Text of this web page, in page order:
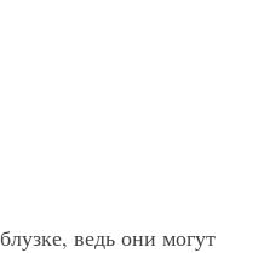
ведь они могут